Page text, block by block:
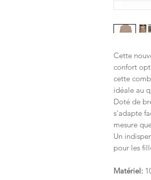
Cette
confort
cette
idéale au
Doté de
s'adapte
mesure
Un
pour les
Matériel: